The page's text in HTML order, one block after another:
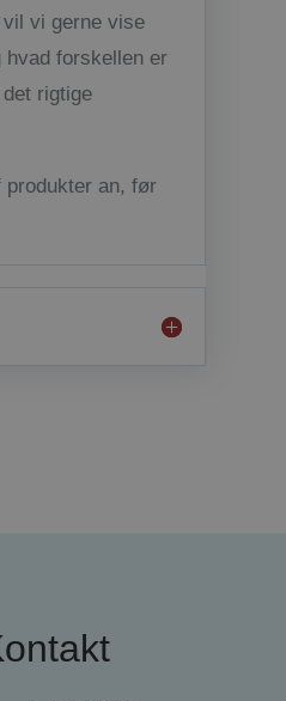
vi gerne vise
hvad forskellen er
rigtige
an, før